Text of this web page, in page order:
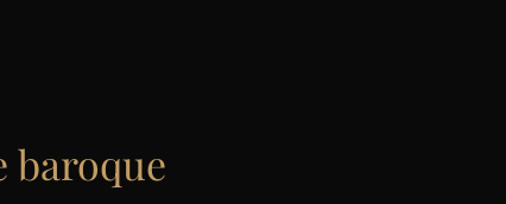
baroque